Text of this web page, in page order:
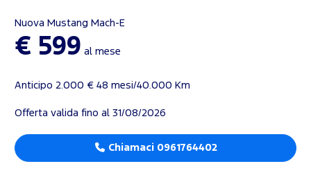
Nuova Mustang Mach-E
€ 599 al mese
Anticipo 2.000 € 48 mesi/40.000 Km
Offerta valida fino al 31/08/2026
Chiamaci 0961764402